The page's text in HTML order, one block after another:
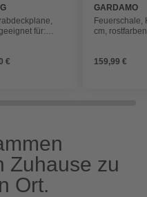
für:
€
GARDAMO
Feuerschale,
cm, rostfarben
159,99 €
Zuhause zu
Ort.